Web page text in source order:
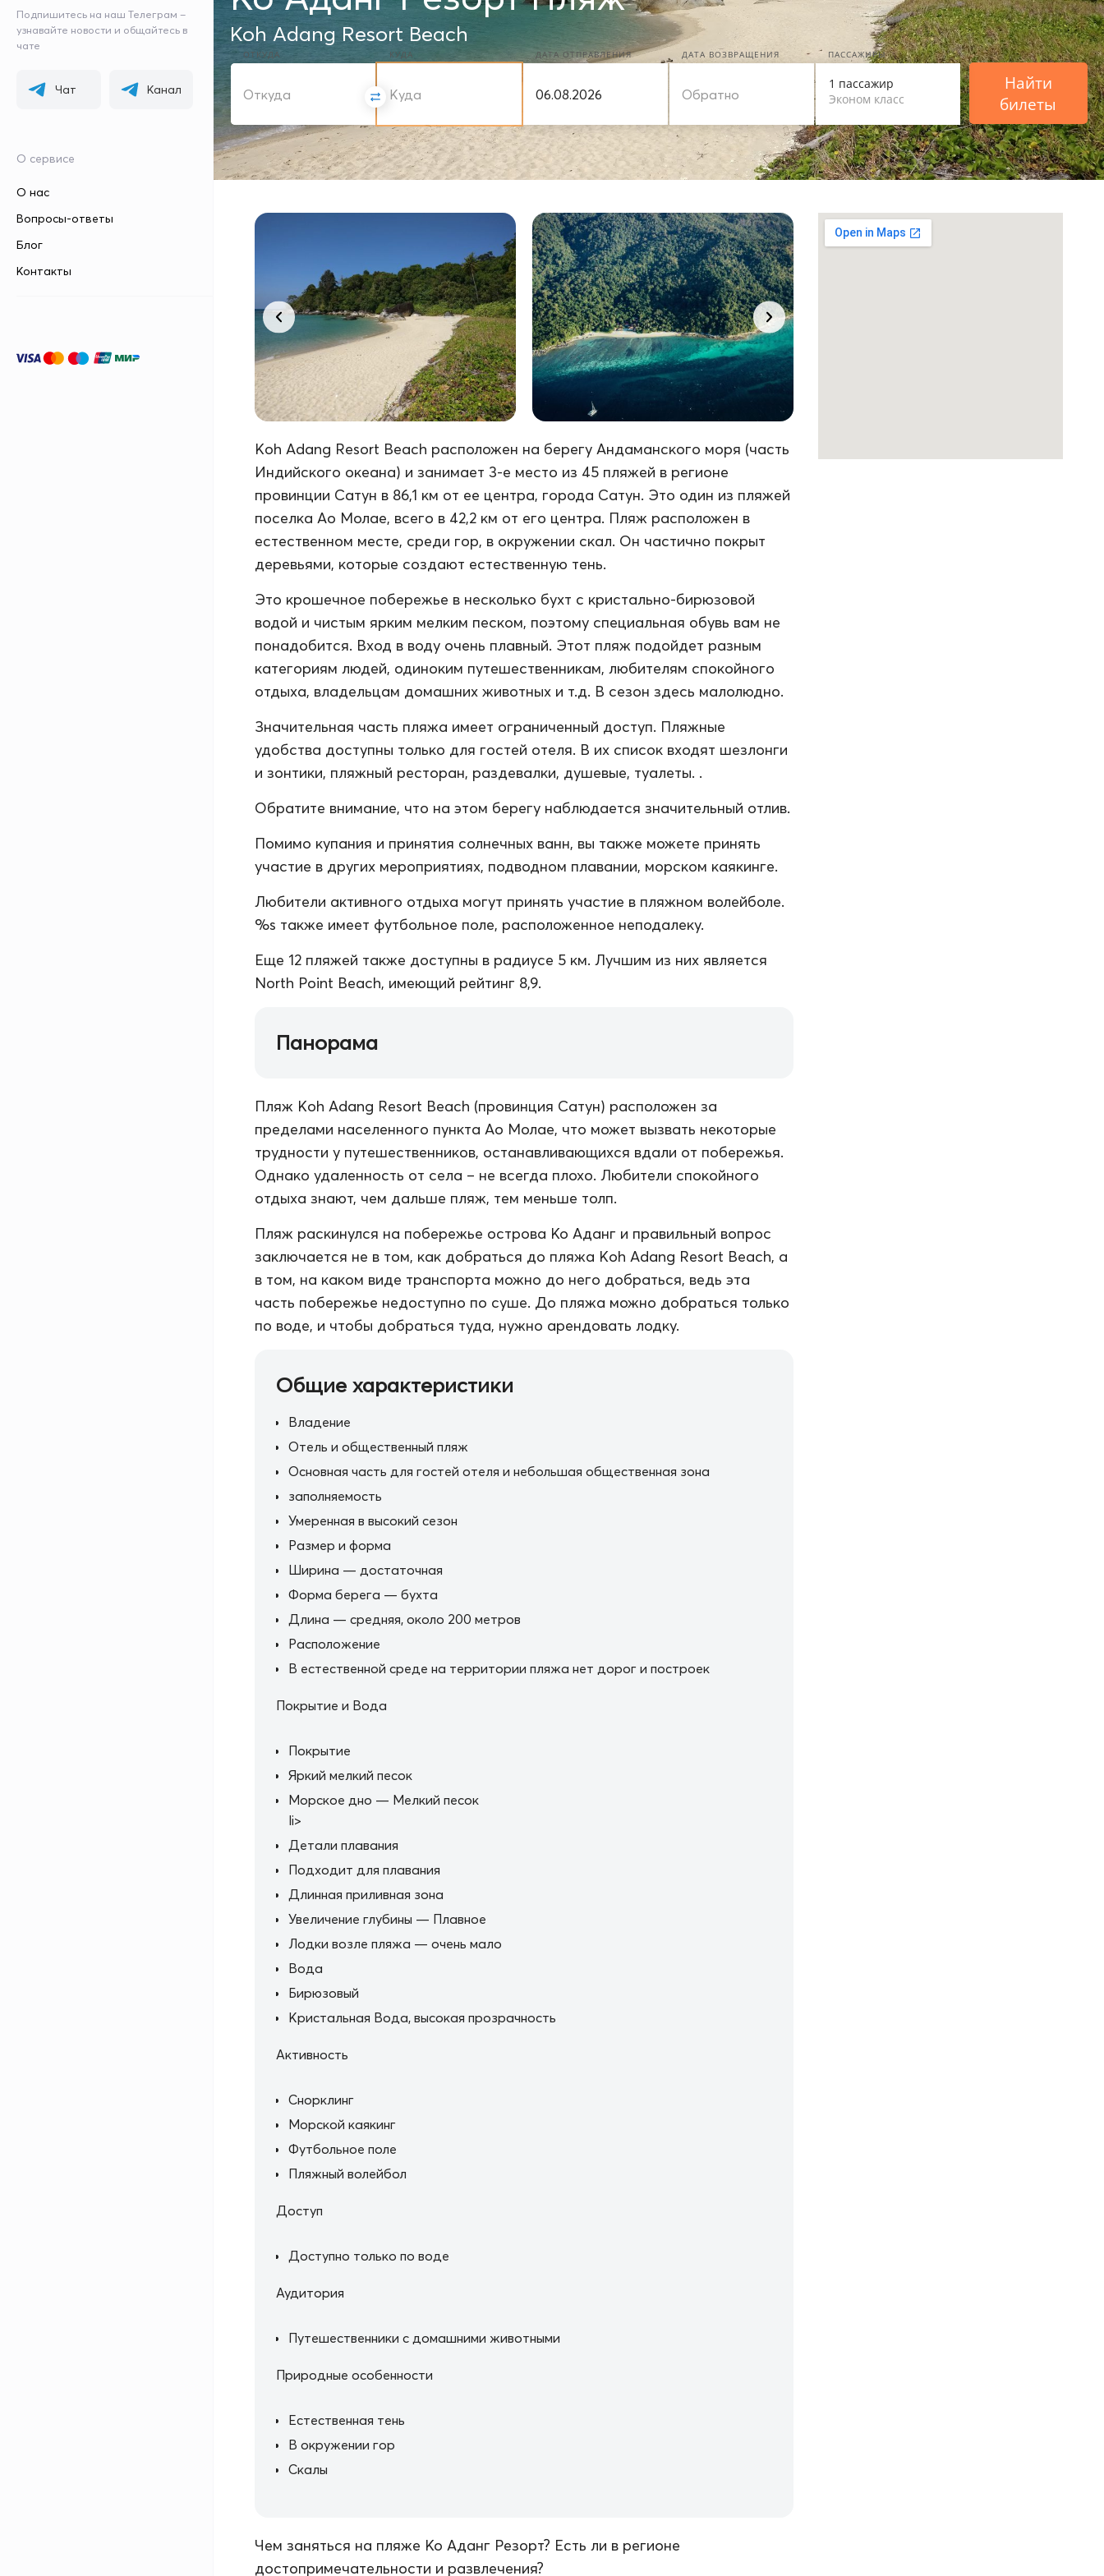
Подпишитесь на наш Телеграм –
узнавайте новости и общайтесь в
чате
Чат Канал
О сервисе
О нас
Вопросы-ответы
Блог
Контакты
Koh Adang Resort Beach
ОТКУДА КУДА ДАТА ОТПРАВЛЕНИЯ ДАТА ВОЗВРАЩЕНИЯ ПАССАЖИРЫ
1 пассажир
Эконом класс
Найти
билеты
Koh Adang Resort Beach расположен на берегу Андаманского моря (часть
Индийского океана) и занимает 3-е место из 45 пляжей в регионе
провинции Сатун в 86,1 км от ее центра, города Сатун. Это один из пляжей
поселка Ао Молае, всего в 42,2 км от его центра. Пляж расположен в
естественном месте, среди гор, в окружении скал. Он частично покрыт
деревьями, которые создают естественную тень.
Это крошечное побережье в несколько бухт с кристально-бирюзовой
водой и чистым ярким мелким песком, поэтому специальная обувь вам не
понадобится. Вход в воду очень плавный. Этот пляж подойдет разным
категориям людей, одиноким путешественникам, любителям спокойного
отдыха, владельцам домашних животных и т.д. В сезон здесь малолюдно.
Значительная часть пляжа имеет ограниченный доступ. Пляжные
удобства доступны только для гостей отеля. В их список входят шезлонги
и зонтики, пляжный ресторан, раздевалки, душевые, туалеты. .
Обратите внимание, что на этом берегу наблюдается значительный отлив.
Помимо купания и принятия солнечных ванн, вы также можете принять
участие в других мероприятиях, подводном плавании, морском каякинге.
Любители активного отдыха могут принять участие в пляжном волейболе.
%s также имеет футбольное поле, расположенное неподалеку.
Еще 12 пляжей также доступны в радиусе 5 км. Лучшим из них является
North Point Beach, имеющий рейтинг 8,9.
Панорама
Пляж Koh Adang Resort Beach (провинция Сатун) расположен за
пределами населенного пункта Ао Молае, что может вызвать некоторые
трудности у путешественников, останавливающихся вдали от побережья.
Однако удаленность от села – не всегда плохо. Любители спокойного
отдыха знают, чем дальше пляж, тем меньше толп.
Пляж раскинулся на побережье острова Ко Аданг и правильный вопрос
заключается не в том, как добраться до пляжа Koh Adang Resort Beach, а
в том, на каком виде транспорта можно до него добраться, ведь эта
часть побережье недоступно по суше. До пляжа можно добраться только
по воде, и чтобы добраться туда, нужно арендовать лодку.
Общие характеристики
Владение
Отель и общественный пляж
Основная часть для гостей отеля и небольшая общественная зона
заполняемость
Умеренная в высокий сезон
Размер и форма
Ширина — достаточная
Форма берега — бухта
Длина — средняя, около 200 метров
Расположение
В естественной среде на территории пляжа нет дорог и построек
Покрытие и Вода
Покрытие
Яркий мелкий песок
Морское дно — Мелкий песок
li>
Детали плавания
Подходит для плавания
Длинная приливная зона
Увеличение глубины — Плавное
Лодки возле пляжа — очень мало
Вода
Бирюзовый
Кристальная Вода, высокая прозрачность
Активность
Снорклинг
Морской каякинг
Футбольное поле
Пляжный волейбол
Доступ
Доступно только по воде
Аудитория
Путешественники с домашними животными
Природные особенности
Естественная тень
В окружении гор
Скалы
Чем заняться на пляже Ко Аданг Резорт? Есть ли в регионе
достопримечательности и развлечения?